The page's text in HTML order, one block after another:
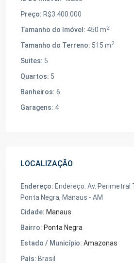
Preço: R$3.400.000
Tamanho do Imóvel: 450 m2
Tamanho do Terreno: 515 m2
Suites: 5
Quartos: 5
Banheiros: 6
Garagens: 4
LOCALIZAÇÃO
Endereço: Endereço: Av. Perimetral
Ponta Negra, Manaus - AM
Cidade: Manaus
Bairro: Ponta Negra
Estado / Município: Amazonas
País: Brasil